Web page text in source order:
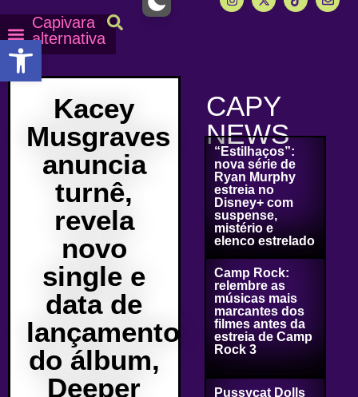
Capivara
alternativa
Kacey
Musgraves
anuncia
turnê,
revela
novo
single e
data de
lançamento
do álbum,
Deeper
CAPY
NEWS
“Estilhaços”:
nova série de
Ryan Murphy
estreia no
Disney+ com
suspense,
mistério e
elenco estrelado
Camp Rock:
relembre as
músicas mais
marcantes dos
filmes antes da
estreia de Camp
Rock 3
Pussycat Dolls
Abrir a barra de ferramentas